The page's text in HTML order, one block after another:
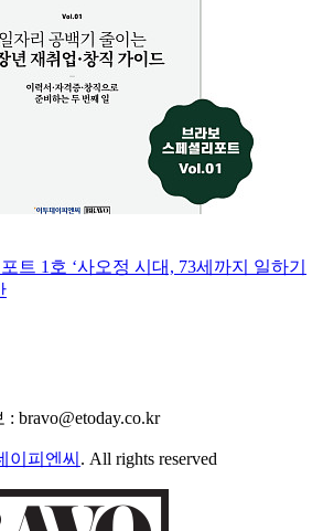
트 1호 ‘사오정 시대, 73세까지 일하기
bravo@etoday.co.kr
이피엔씨 . All rights reserved